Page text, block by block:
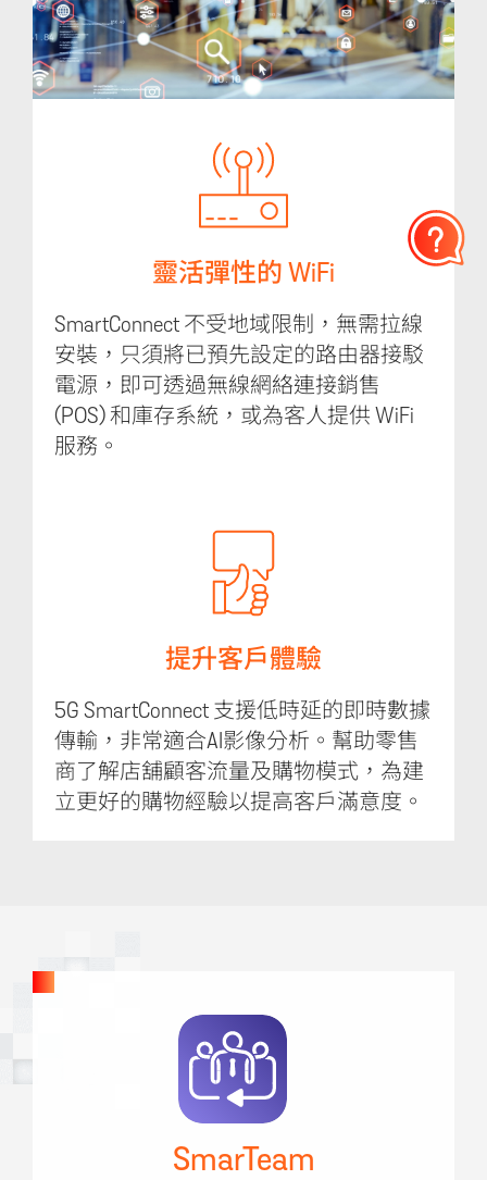
靈活彈性的 WiFi
SmartConnect 不受地域限制，無需拉線
安裝，只須將已預先設定的路由器接駁
電源，即可透過無線網絡連接銷售
(POS) 和庫存系統，或為客人提供 WiFi
服務。
提升客戶體驗
5G SmartConnect 支援低時延的即時數據
傳輸，非常適合AI影像分析。幫助零售
商了解店舖顧客流量及購物模式，為建
立更好的購物經驗以提高客戶滿意度。
SmarTeam